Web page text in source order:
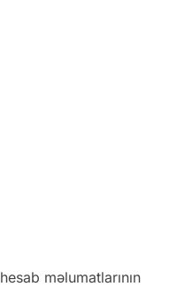
hesab məlumatlarının